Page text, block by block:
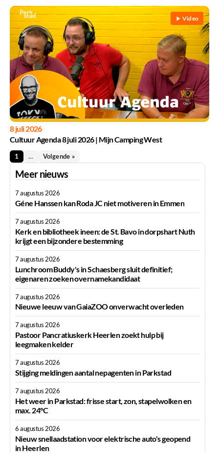
Video
8 juli 2026
Cultuur Agenda 8 juli 2026 | Mijn Camping West
1 … Volgende »
Meer nieuws
7 augustus 2026
Géne Hanssen kan Roda JC niet motiveren in Emmen
7 augustus 2026
Kerk en bibliotheek ineen: de St. Bavo in dorpshart Nuth
krijgt een bijzondere bestemming
7 augustus 2026
Lunchroom Buddy's in Schaesberg sluit definitief;
eigenaren zoeken overnamekandidaat
7 augustus 2026
Nieuwe leeuw van GaiaZOO onverwacht overleden
7 augustus 2026
Pastoor Pancratiuskerk Heerlen zoekt hulp bij
leegmaken kelder
7 augustus 2026
Stijging meldingen aantal nepagenten in Parkstad
7 augustus 2026
Het weer in Parkstad: frisse start, zon, stapelwolken en
max. 24°C
6 augustus 2026
Nieuw snellaadstation voor elektrische auto's geopend
in Heerlen